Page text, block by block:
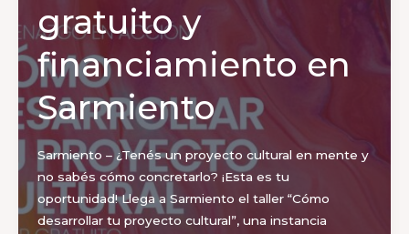
Agua!
Inscripciones
abiertas
gratuito y
financiamiento en
Sarmiento
Sarmiento – ¿Tenés un proyecto cultural en mente y
no sabés cómo concretarlo? ¡Esta es tu
oportunidad! Llega a Sarmiento el taller “Cómo
desarrollar tu proyecto cultural”, una instancia